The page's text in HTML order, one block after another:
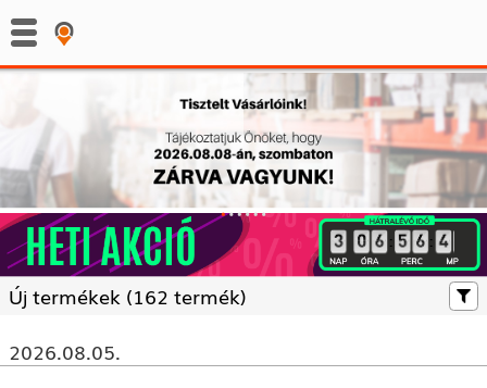
: :
Új termékek (162 termék)
2026.08.05.